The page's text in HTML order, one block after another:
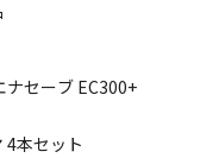
ナセーブ EC300+
4本セット